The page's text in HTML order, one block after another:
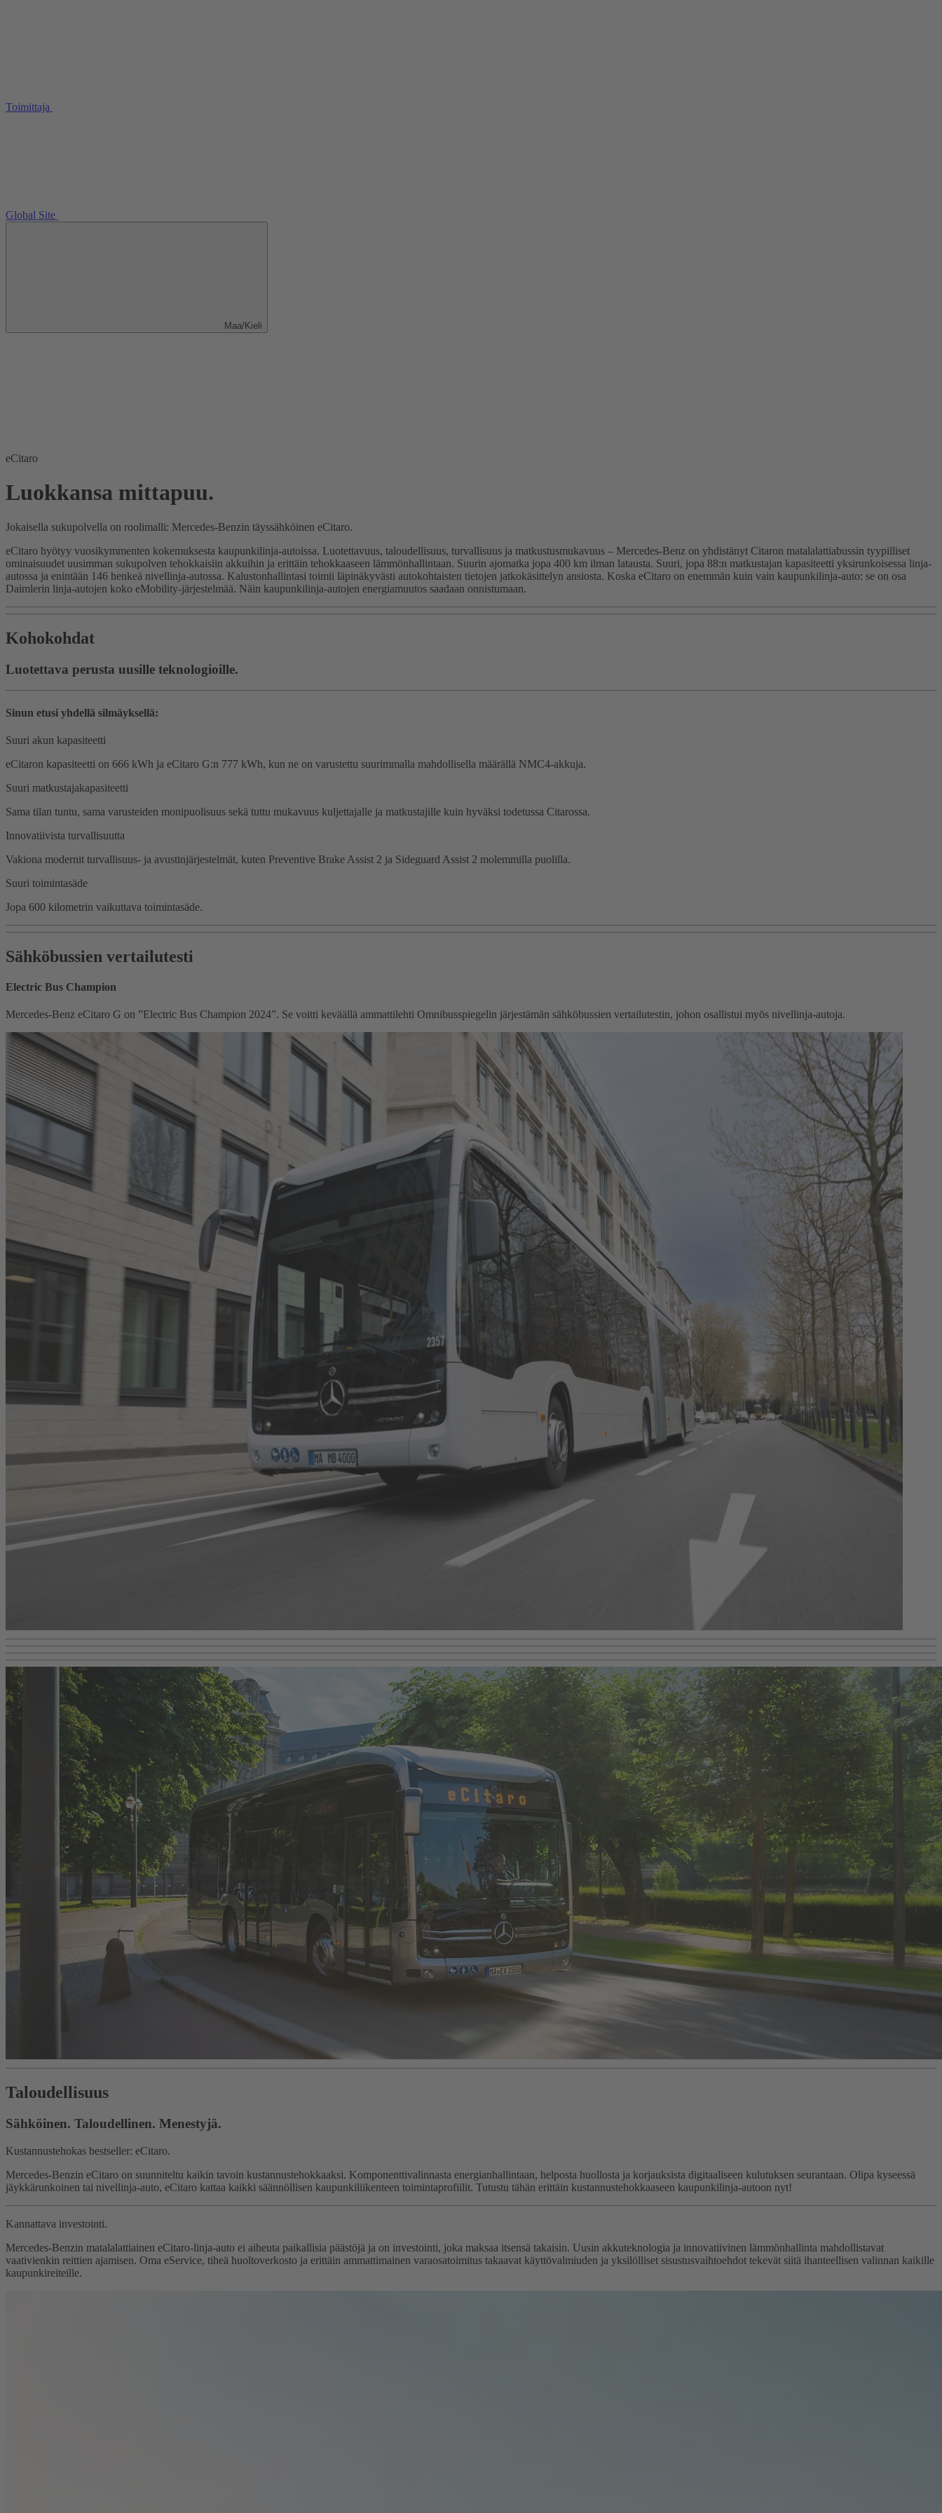
Toimittaja
Global Site
Maa/Kieli
eCitaro
Luokkansa mittapuu.
Jokaisella sukupolvella on roolimalli: Mercedes-Benzin täyssähköinen eCitaro.
eCitaro hyötyy vuosikymmenten kokemuksesta kaupunkilinja-autoissa. Luotettavuus, taloudellisuus, turvallisuus ja matkustusmukavuus – Mercedes-Benz on yhdistänyt Citaron matalalattiabussin tyypilliset
ominaisuudet uusimman sukupolven tehokkaisiin akkuihin ja erittäin tehokkaaseen lämmönhallintaan. Suurin ajomatka jopa 400 km ilman latausta. Suuri, jopa 88:n matkustajan kapasiteetti yksirunkoisessa linja-
autossa ja enintään 146 henkeä nivellinja-autossa. Kalustonhallintasi toimii läpinäkyvästi autokohtaisten tietojen jatkokäsittelyn ansiosta. Koska eCitaro on enemmän kuin vain kaupunkilinja-auto: se on osa
Daimlerin linja-autojen koko eMobility-järjestelmää. Näin kaupunkilinja-autojen energiamuutos saadaan onnistumaan.
Kohokohdat
Luotettava perusta uusille teknologioille.
Sinun etusi yhdellä silmäyksellä:
Suuri akun kapasiteetti
eCitaron kapasiteetti on 666 kWh ja eCitaro G:n 777 kWh, kun ne on varustettu suurimmalla mahdollisella määrällä NMC4-akkuja.
Suuri matkustajakapasiteetti
Sama tilan tuntu, sama varusteiden monipuolisuus sekä tuttu mukavuus kuljettajalle ja matkustajille kuin hyväksi todetussa Citarossa.
Innovatiivista turvallisuutta
Vakiona modernit turvallisuus- ja avustinjärjestelmät, kuten Preventive Brake Assist 2 ja Sideguard Assist 2 molemmilla puolilla.
Suuri toimintasäde
Jopa 600 kilometrin vaikuttava toimintasäde.
Sähköbussien vertailutesti
Electric Bus Champion
Mercedes-Benz eCitaro G on ”Electric Bus Champion 2024”. Se voitti keväällä ammattilehti Omnibusspiegelin järjestämän sähköbussien vertailutestin, johon osallistui myös nivellinja-autoja.
Taloudellisuus
Sähköinen. Taloudellinen. Menestyjä.
Kustannustehokas bestseller: eCitaro.
Mercedes-Benzin eCitaro on suunniteltu kaikin tavoin kustannustehokkaaksi. Komponenttivalinnasta energianhallintaan, helposta huollosta ja korjauksista digitaaliseen kulutuksen seurantaan. Olipa kyseessä
jäykkärunkoinen tai nivellinja-auto, eCitaro kattaa kaikki säännöllisen kaupunkiliikenteen toimintaprofiilit. Tutustu tähän erittäin kustannustehokkaaseen kaupunkilinja-autoon nyt!
Kannattava investointi.
Mercedes-Benzin matalalattiainen eCitaro-linja-auto ei aiheuta paikallisia päästöjä ja on investointi, joka maksaa itsensä takaisin. Uusin akkuteknologia ja innovatiivinen lämmönhallinta mahdollistavat
vaativienkin reittien ajamisen. Oma eService, tiheä huoltoverkosto ja erittäin ammattimainen varaosatoimitus takaavat käyttövalmiuden ja yksilölliset sisustusvaihtoehdot tekevät siitä ihanteellisen valinnan kaikille
kaupunkireiteille.